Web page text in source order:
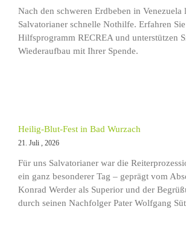
Nach den schweren Erdbeben in Venezuela
Salvatorianer schnelle Nothilfe. Erfahren
Hilfsprogramm RECREA und unterstützen
Wiederaufbau mit Ihrer Spende.
Heilig-Blut-Fest in Bad Wurzach
21. Juli , 2026
Für uns Salvatorianer war die
ein ganz besonderer Tag – geprägt vom
Konrad Werder als Superior und der
durch seinen Nachfolger Pater Wolfgang